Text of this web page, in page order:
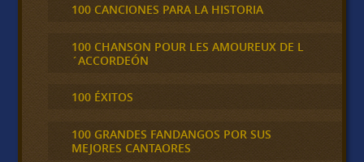
100 CANCIONES PARA LA HISTORIA
100 CHANSON POUR LES AMOUREUX DE L
´ACCORDEÓN
100 ÉXITOS
100 GRANDES FANDANGOS POR SUS
MEJORES CANTAORES